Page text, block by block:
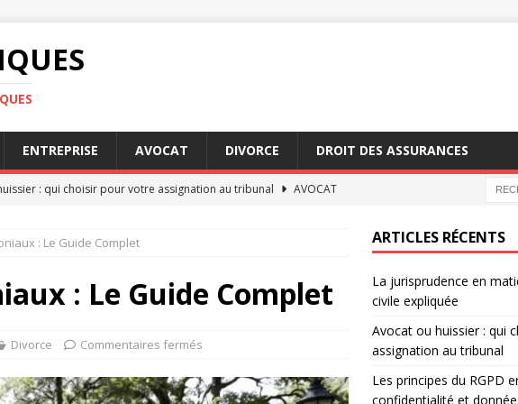
ENTREPRISE AVOCAT DIVORCE DROIT DES ASSURANCES
: qui choisir pour votre assignation au tribunal
AVOCAT
les conditions pour profiter de la garantie Visale
genre : quelles avancées légales récentes
: Le Guide Complet
: Le Guide Complet
Divorce Commentaires fermés
ARTICLES RÉCENTS
La jurisprudence en
civile expliquée
Avocat ou huissier : qui
assignation au tribunal
Les principes du RGPD
confidentialité et